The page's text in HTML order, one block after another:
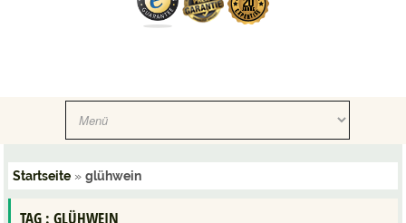
Startseite» glühwein
TAG : GLÜHWEIN